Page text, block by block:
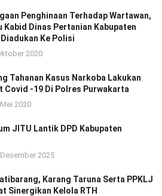
Penghinaan Terhadap Wartawan,
Kabid Dinas Pertanian Kabupaten
Ke Polisi
2020
Tahanan Kasus Narkoba Lakukan
Covid -19 Di Polres Purwakarta
2020
JITU Lantik DPD Kabupaten
2025
Karang Taruna Serta PPKLJ
Sinergikan Kelola RTH